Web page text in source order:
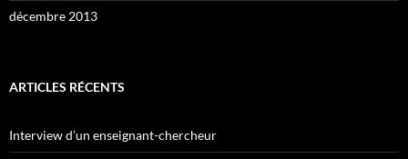
décembre 2013
ARTICLES RÉCENTS
Interview d’un enseignant-chercheur